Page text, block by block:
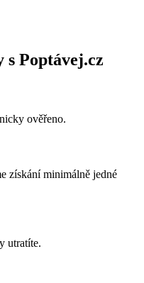
Poptávej.cz
ověřeno.
získání minimálně jedné
utratíte.